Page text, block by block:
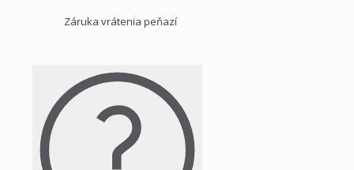
Záruka vrátenia peňazí